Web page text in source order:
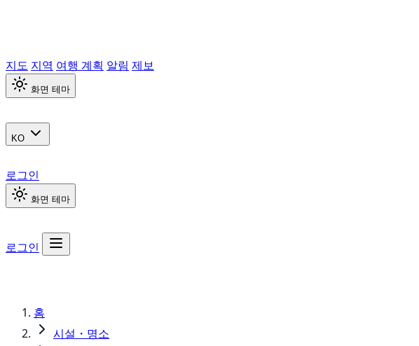
지도 지역 여행 계획 알림 제보
화면 테마
KO
로그인
화면 테마
로그인
홈
시설・명소